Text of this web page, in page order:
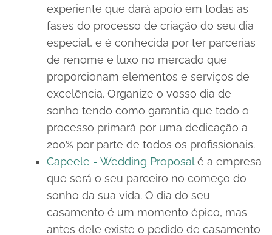
experiente que dará apoio em todas as
fases do processo de criação do seu dia
especial, e é conhecida por ter parcerias
de renome e luxo no mercado que
proporcionam elementos e serviços de
excelência. Organize o vosso dia de
sonho tendo como garantia que todo o
processo primará por uma dedicação a
200% por parte de todos os profissionais.
Capeele - Wedding Proposalé a empresa
que será o seu parceiro no começo do
sonho da sua vida. O dia do seu
casamento é um momento épico, mas
antes dele existe o pedido de casamento